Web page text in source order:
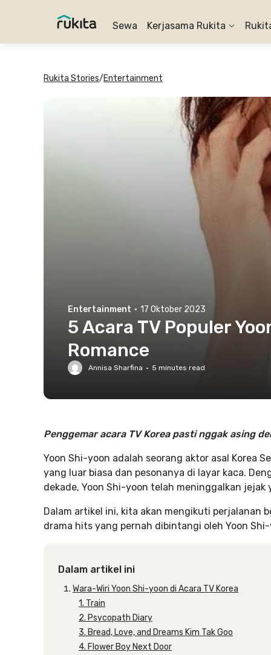
Sewa Kerjasama Rukita
Rukita Stories/Entertainment
Entertainment · 17 Oktober 2023
5 Acara TV Populer
Romance
Annisa Sharfina · 5 minutes read
Penggemar acara TV Korea pasti nggak asing
Yoon Shi-yoon adalah seorang aktor asal Korea
yang luar biasa dan pesonanya di layar kaca.
dekade, Yoon Shi-yoon telah meninggalkan
Dalam artikel ini, kita akan mengikuti perjalanan
drama hits yang pernah dibintangi oleh Yoon
Dalam artikel ini
Wara-Wiri Yoon Shi-yoon di Acara TV Korea
1. Train
2. Psycopath Diary
3. Bread, Love, and Dreams Kim Tak Goo
4. Flower Boy Next Door